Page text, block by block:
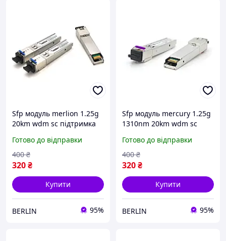
Sfp модуль merlion 1.25g
20km wdm sc підтримка
Готово до відправки
320₴
400 ₴
Купити
BERLIN 95%
Sfp модуль mercury 1.25g
1310nm 20km wdm sc
rx1550 berlin
Готово до відправки
320₴
400 ₴
Купити
BERLIN 95%